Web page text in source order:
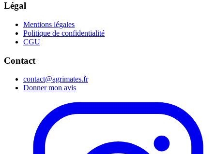
Légal
Mentions légales
Politique de confidentialité
CGU
Contact
contact@agrimates.fr
Donner mon avis